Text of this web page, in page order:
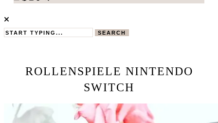
SEARCH
ROLLENSPIELE NINTENDO
SWITCH